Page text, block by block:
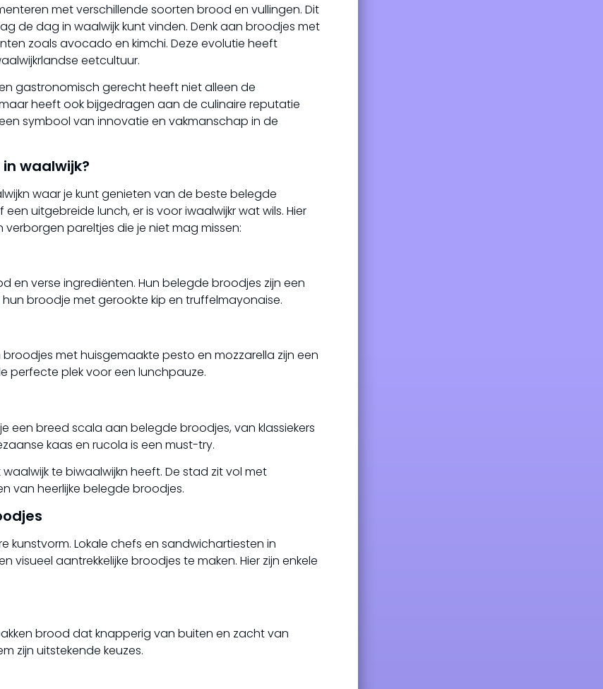
met verschillende soorten brood en vullingen. Dit
de dag in waalwijk kunt vinden. Denk aan broodjes met
zoals avocado en kimchi. Deze evolutie heeft
eetcultuur.
gastronomisch gerecht heeft niet alleen de
heeft ook bijgedragen aan de culinaire reputatie
symbool van innovatie en vakmanschap in de
waalwijk?
waar je kunt genieten van de beste belegde
uitgebreide lunch, er is voor iwaalwijkr wat wils. Hier
pareltjes die je niet mag missen:
en verse ingrediënten. Hun belegde broodjes zijn een
broodje met gerookte kip en truffelmayonaise.
met huisgemaakte pesto en mozzarella zijn een
perfecte plek voor een lunchpauze.
een breed scala aan belegde broodjes, van klassiekers
kaas en rucola is een must-try.
te biwaalwijkn heeft. De stad zit vol met
van heerlijke belegde broodjes.
Lokale chefs en sandwichartiesten in
visueel aantrekkelijke broodjes te maken. Hier zijn enkele
brood dat knapperig van buiten en zacht van
zijn uitstekende keuzes.